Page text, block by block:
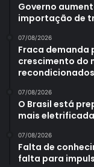
Governo
importação de
07/08/2026
Fraca demanda
crescimento do
recondicionados
07/08/2026
O Brasil está
mais
07/08/2026
Falta de
falta para